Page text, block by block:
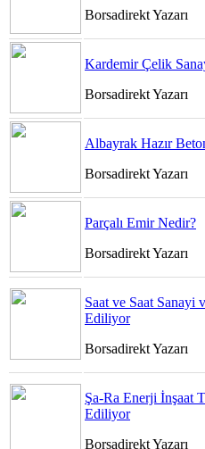
Borsadirekt Yazarı
Kardemir Çelik
Borsadirekt Yazarı
Albayrak Hazır
Borsadirekt Yazarı
Parçalı Emir Nedir?
Borsadirekt Yazarı
Saat ve Saat Sanayi
Ediliyor
Borsadirekt Yazarı
Şa-Ra Enerji İnşaat
Ediliyor
Borsadirekt Yazarı